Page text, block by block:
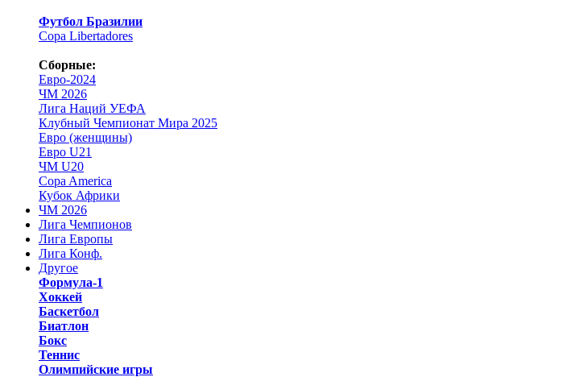
Футбол Бразилии
Copa Libertadores
Сборные:
Евро-2024
ЧМ 2026
Лига Наций УЕФА
Клубный Чемпионат Мира 2025
Евро (женщины)
Евро U21
ЧМ U20
Copa America
Кубок Африки
ЧМ 2026
Лига Чемпионов
Лига Европы
Лига Конф.
Другое
Формула-1
Хоккей
Баскетбол
Биатлон
Бокс
Теннис
Олимпийские игры